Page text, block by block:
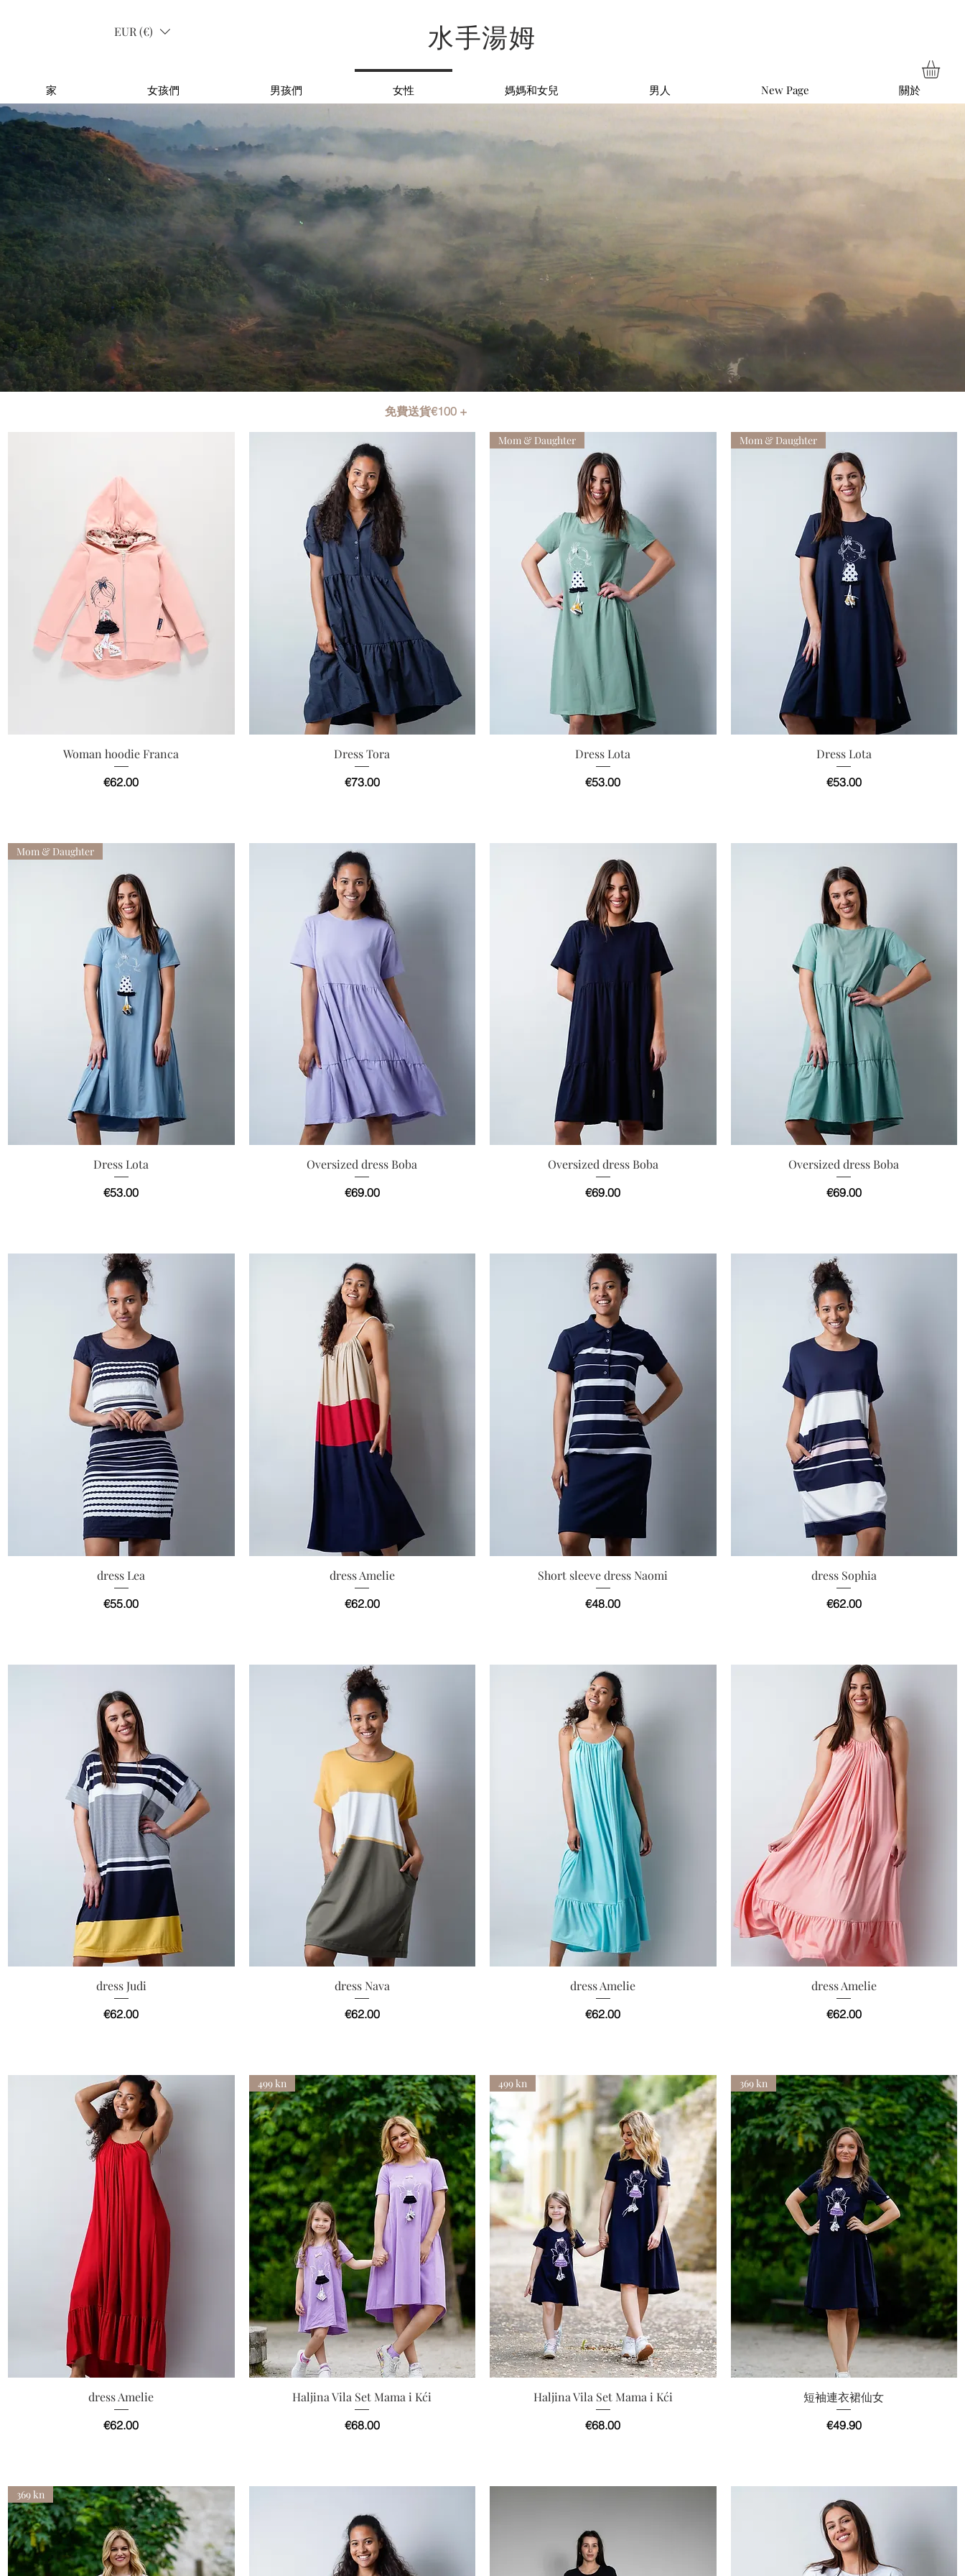
EUR (€) 水手湯姆
家 女孩們 男孩們 女性 媽媽和女兒 男人 New Page 關於
免費送貨€100 +
快速瀏覽
Woman hoodie Franca
價格
€62.00
快速瀏覽
Dress Tora
價格
€73.00
快速瀏覽
Mom & Daughter
Dress Lota
價格
€53.00
快速瀏覽
Mom & Daughter
Dress Lota
價格
€53.00
快速瀏覽
Mom & Daughter
Dress Lota
價格
€53.00
快速瀏覽
Oversized dress Boba
價格
€69.00
快速瀏覽
Oversized dress Boba
價格
€69.00
快速瀏覽
Oversized dress Boba
價格
€69.00
快速瀏覽
dress Lea
價格
€55.00
快速瀏覽
dress Amelie
價格
€62.00
快速瀏覽
Short sleeve dress Naomi
價格
€48.00
快速瀏覽
dress Sophia
價格
€62.00
快速瀏覽
dress Judi
價格
€62.00
快速瀏覽
dress Nava
價格
€62.00
快速瀏覽
dress Amelie
價格
€62.00
快速瀏覽
dress Amelie
價格
€62.00
快速瀏覽
dress Amelie
價格
€62.00
快速瀏覽
499 kn
Haljina Vila Set Mama i Kći
價格
€68.00
快速瀏覽
499 kn
Haljina Vila Set Mama i Kći
價格
€68.00
快速瀏覽
369 kn
短袖連衣裙仙女
價格
€49.90
369 kn